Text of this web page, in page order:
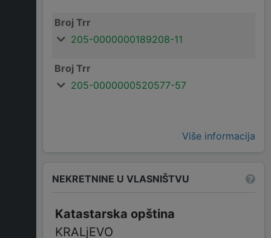
Broj Trr
205-0000000189208-11
Broj Trr
205-0000000520577-57
Više informacija
NEKRETNINE U VLASNIŠTVU
Katastarska opština
KRALjEVO